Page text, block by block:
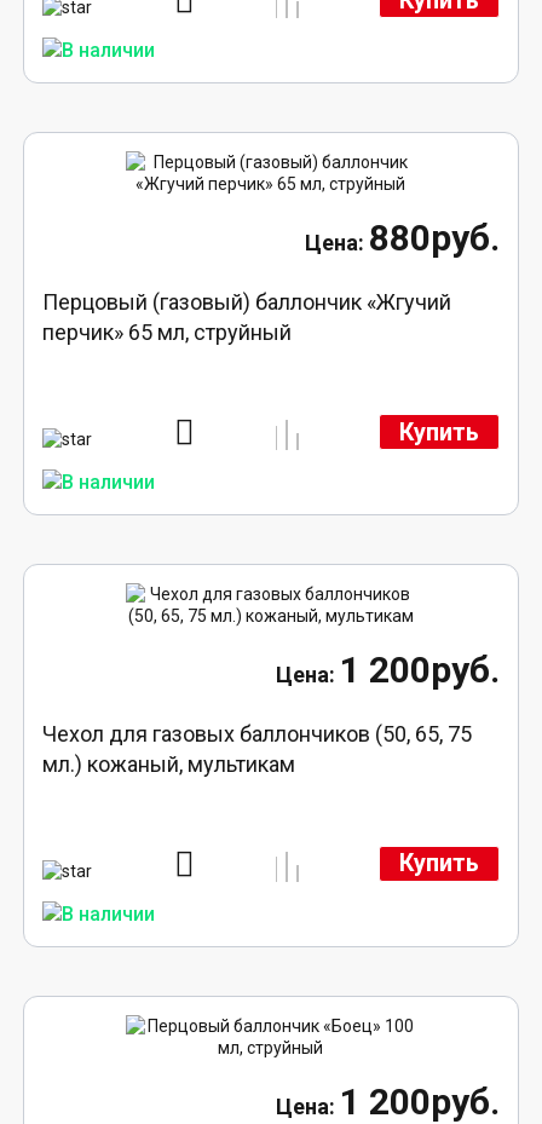
880руб.
Перцовый (газовый) баллончик «Жгучий
перчик» 65 мл, струйный
Купить
1 200руб.
Чехол для газовых баллончиков (50, 65, 75
мл.) кожаный, мультикам
Купить
1 200руб.